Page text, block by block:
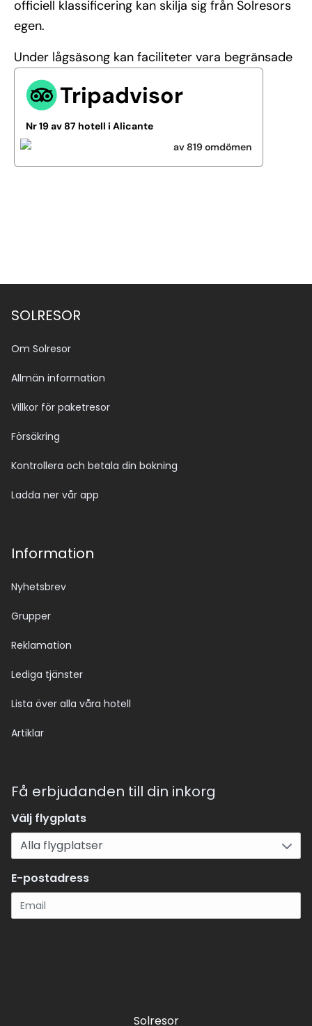
officiell klassificering kan skilja sig från Solresors
egen.
Under lågsäsong kan faciliteter vara begränsade
Tripadvisor
Nr 19 av 87 hotell i Alicante
av 819 omdömen
SOLRESOR
Om Solresor
Allmän information
Villkor för paketresor
Försäkring
Kontrollera och betala din bokning
Ladda ner vår app
Information
Nyhetsbrev
Grupper
Reklamation
Lediga tjänster
Lista över alla våra hotell
Artiklar
Få erbjudanden till din inkorg
Välj flygplats
E-postadress
Solresor